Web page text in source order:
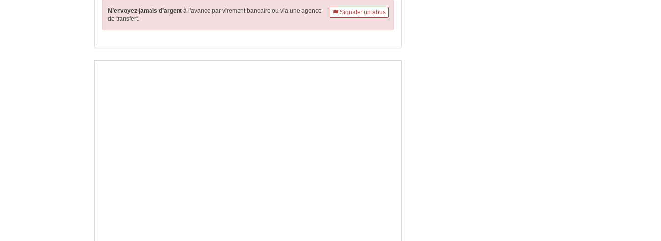
Signaler un abus
N’envoyez jamais d’argent à l'avance par virement bancaire ou via une agence
de transfert.